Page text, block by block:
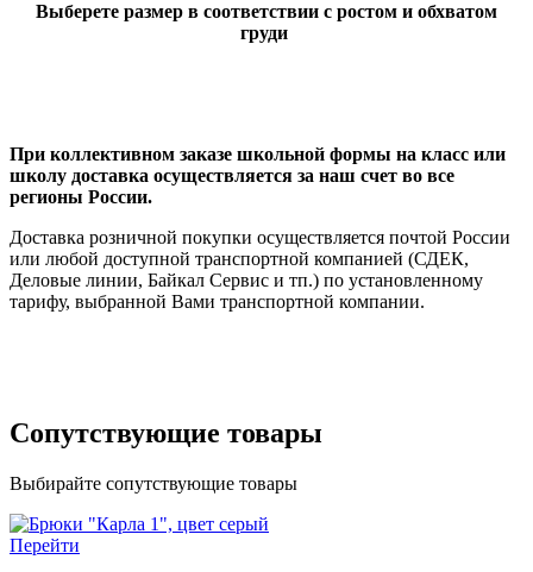
Выберете размер в соответствии с ростом и обхватом
груди
При коллективном заказе школьной формы на класс или
школу доставка осуществляется за наш счет во все
регионы России.
Доставка розничной покупки осуществляется почтой России
или любой доступной транспортной компанией (СДЕК,
Деловые линии, Байкал Сервис и тп.) по установленному
тарифу, выбранной Вами транспортной компании.
Сопутствующие товары
Выбирайте сопутствующие товары
Перейти